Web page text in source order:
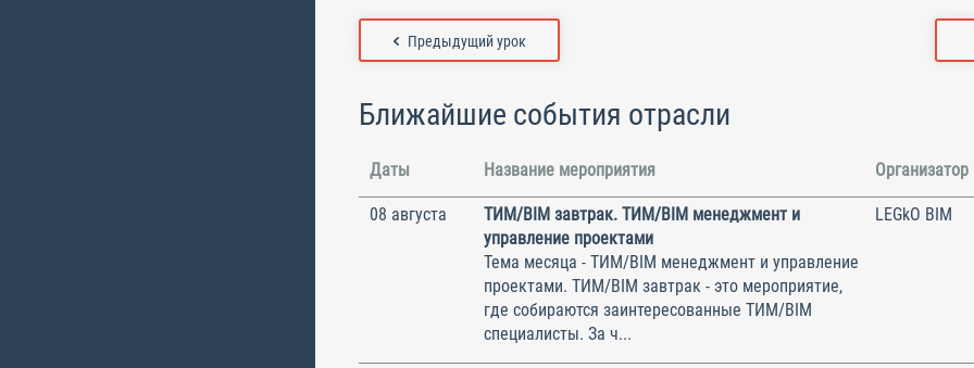
Предыдущий урок
Ближайшие события отрасли
Даты Название мероприятия Организатор
08 августа
ТИМ/BIM завтрак. ТИМ/BIM менеджмент и
управление проектами
Тема месяца - ТИМ/BIM менеджмент и управление
проектами. ТИМ/BIM завтрак - это мероприятие,
где собираются заинтересованные ТИМ/BIM
специалисты. За ч...
LEGkO BIM